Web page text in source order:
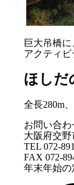
巨大吊橋に
アクティビ
ほしだ
全長280m
お問い合わ
大阪府交野
TEL 072-
FAX 072-
年末年始の